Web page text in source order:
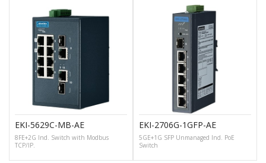
EKI-5629C-MB-AE
8FE+2G Ind. Switch with Modbus
TCP/IP.
EKI-2706G-1GFP-AE
5GE+1G SFP Unmanaged Ind. PoE
Switch